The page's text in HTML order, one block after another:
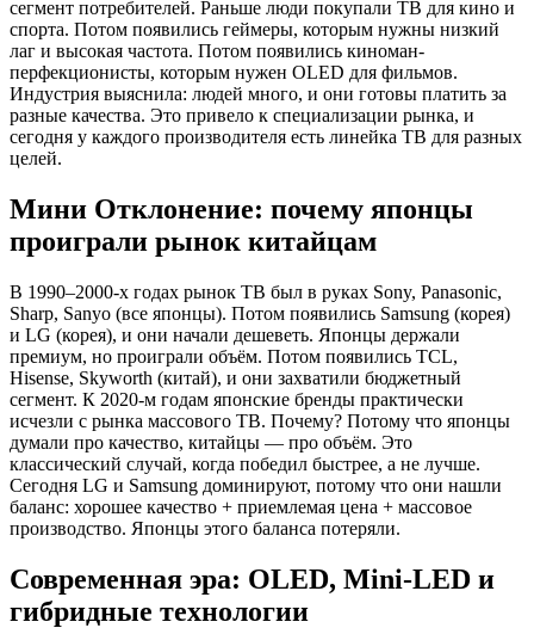
сегмент потребителей. Раньше люди покупали ТВ для кино и
спорта. Потом появились геймеры, которым нужны низкий
лаг и высокая частота. Потом появились киноман-
перфекционисты, которым нужен OLED для фильмов.
Индустрия выяснила: людей много, и они готовы платить за
разные качества. Это привело к специализации рынка, и
сегодня у каждого производителя есть линейка ТВ для разных
целей.
Мини Отклонение: почему японцы
проиграли рынок китайцам
В 1990–2000-х годах рынок ТВ был в руках Sony, Panasonic,
Sharp, Sanyo (все японцы). Потом появились Samsung (корея)
и LG (корея), и они начали дешеветь. Японцы держали
премиум, но проиграли объём. Потом появились TCL,
Hisense, Skyworth (китай), и они захватили бюджетный
сегмент. К 2020-м годам японские бренды практически
исчезли с рынка массового ТВ. Почему? Потому что японцы
думали про качество, китайцы — про объём. Это
классический случай, когда победил быстрее, а не лучше.
Сегодня LG и Samsung доминируют, потому что они нашли
баланс: хорошее качество + приемлемая цена + массовое
производство. Японцы этого баланса потеряли.
Современная эра: OLED, Mini-LED и
гибридные технологии